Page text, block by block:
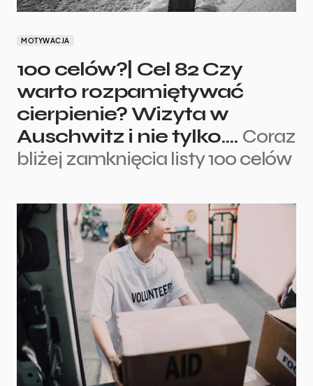
MOTYWACJA
100 celów?| Cel 82 Czy
warto rozpamiętywać
cierpienie? Wizyta w
Auschwitz i nie tylko…. Coraz
bliżej zamknięcia listy 100 celów